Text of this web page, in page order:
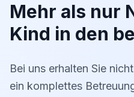
Mehr als nur
Kind in den
Bei uns erhalten Sie
ein komplettes